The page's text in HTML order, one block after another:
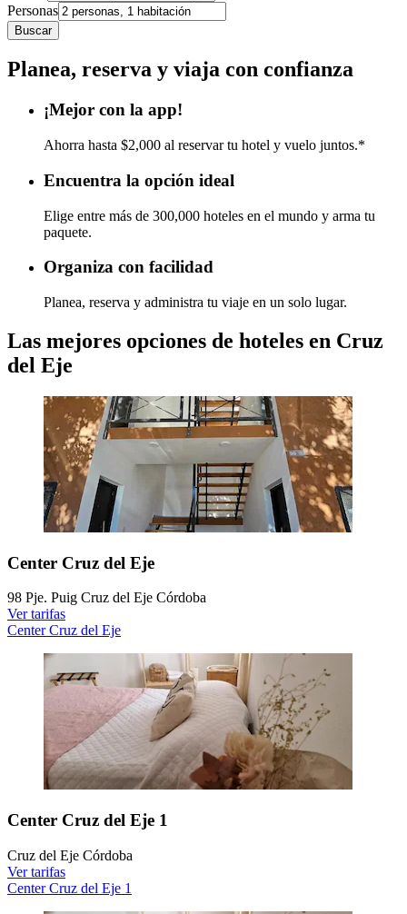
Personas
Buscar
Planea, reserva y viaja con confianza
¡Mejor con la app!
Ahorra hasta $2,000 al reservar tu hotel y vuelo juntos.*
Encuentra la opción ideal
Elige entre más de 300,000 hoteles en el mundo y arma tu
paquete.
Organiza con facilidad
Planea, reserva y administra tu viaje en un solo lugar.
Las mejores opciones de hoteles en Cruz
del Eje
Center Cruz del Eje
98 Pje. Puig Cruz del Eje Córdoba
Ver tarifas
Center Cruz del Eje
Center Cruz del Eje 1
Cruz del Eje Córdoba
Ver tarifas
Center Cruz del Eje 1